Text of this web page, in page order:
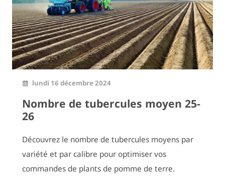
lundi 16 décembre 2024
Nombre de tubercules moyen 25-
26
Découvrez le nombre de tubercules moyens par
variété et par calibre pour optimiser vos
commandes de plants de pomme de terre.